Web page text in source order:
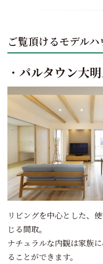
ご覧頂けるモデル
・ パルタウン大
リビングを中心とした、
じる間取。
ナチュラルな内観は家族
ることができます。